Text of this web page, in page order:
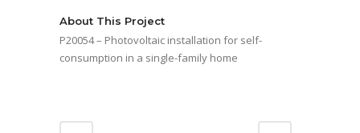
About This Project
P20054 – Photovoltaic installation for self-
consumption in a single-family home